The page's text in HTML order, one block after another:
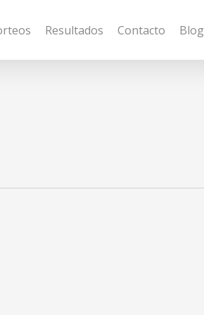
Resultados Contacto Blog